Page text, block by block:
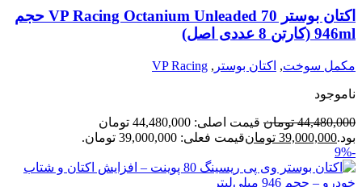
اکتان بوستر VP Racing Octanium Unleaded 70 حجم
946ml (کارتن 8 عددی اصل)
مکمل سوخت, اکتان بوستر ,
VP Racing
ناموجود
44,480,000 تومان
قیمت اصلی: 44,480,000 تومان
بود.39,000,000 تومانقیمت فعلی: 39,000,000 تومان.
-9%